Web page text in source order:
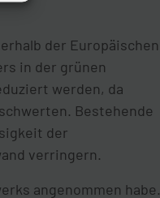
der Europäischen
in der grünen
werden, da
Bestehende
der
verringern.
angenommen habe.